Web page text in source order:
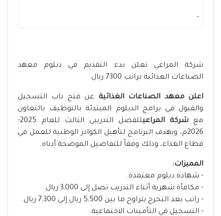
-
شركة المراعي تعلن بدء التقديم في دبلوم معهد
الصناعات الغذائية براتب 7300 ريال
اعلن معهد الصناعات الغذائية عن فتح باب التسجيل
والقبول في برامج الدبلوم المبتدئة بالتوظيف بالتعاون
مع شركة المراعي
للفصل التدريبي الثالث للعام 2025-
2026م، ويهدف البرنامج لتأهيل الكوادر الوطنية للعمل في
قطاع الغذاء، وذلك وفقاً للتفاصيل الموضحة أدناه.
المميزات:
- شهادة دبلوم معتمدة.
- مكافأة شهرية أثناء التدريب تصل إلى 3,000 ريال.
- راتب بعد التخرج يتراوح ما بين 5,500 ريال إلى 7,300 ريال.
- التسجيل في التأمينات الاجتماعية.